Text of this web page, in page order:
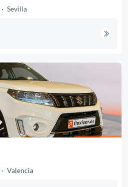
Sevilla
Valencia